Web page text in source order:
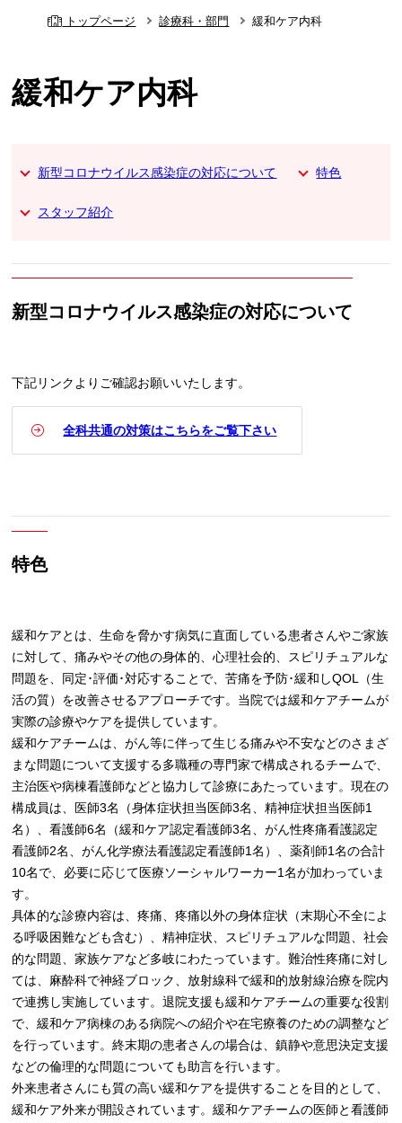
トップページ 診療科・部門 緩和ケア内科
緩和ケア内科
新型コロナウイルス感染症の対応について 特色
スタッフ紹介
新型コロナウイルス感染症の対応について
下記リンクよりご確認お願いいたします。
全科共通の対策はこちらをご覧下さい
特色
緩和ケアとは、生命を脅かす病気に直面している患者さんやご家族
に対して、痛みやその他の身体的、心理社会的、スピリチュアルな
問題を、同定･評価･対応することで、苦痛を予防･緩和しQOL（生
活の質）を改善させるアプローチです。当院では緩和ケアチームが
実際の診療やケアを提供しています。
緩和ケアチームは、がん等に伴って生じる痛みや不安などのさまざ
まな問題について支援する多職種の専門家で構成されるチームで、
主治医や病棟看護師などと協力して診療にあたっています。現在の
構成員は、医師3名（身体症状担当医師3名、精神症状担当医師1
名）、看護師6名（緩和ケア認定看護師3名、がん性疼痛看護認定
看護師2名、がん化学療法看護認定看護師1名）、薬剤師1名の合計
10名で、必要に応じて医療ソーシャルワーカー1名が加わっていま
す。
具体的な診療内容は、疼痛、疼痛以外の身体症状（末期心不全によ
る呼吸困難なども含む）、精神症状、スピリチュアルな問題、社会
的な問題、家族ケアなど多岐にわたっています。難治性疼痛に対し
ては、麻酔科で神経ブロック、放射線科で緩和的放射線治療を院内
で連携し実施しています。退院支援も緩和ケアチームの重要な役割
で、緩和ケア病棟のある病院への紹介や在宅療養のための調整など
を行っています。終末期の患者さんの場合は、鎮静や意思決定支援
などの倫理的な問題についても助言を行います。
外来患者さんにも質の高い緩和ケアを提供することを目的として、
緩和ケア外来が開設されています。緩和ケアチームの医師と看護師